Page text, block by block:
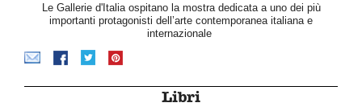
Le Gallerie d'Italia ospitano la mostra dedicata a uno dei più
importanti protagonisti dell’arte contemporanea italiana e
internazionale
Libri